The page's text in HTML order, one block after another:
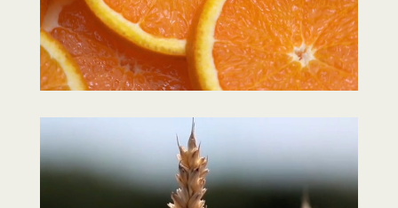
de
vídeo